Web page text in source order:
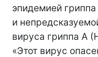
эпидемией
и
вируса гриппа А
«Этот вирус